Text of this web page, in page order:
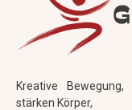
Kreative
stärken Körper,